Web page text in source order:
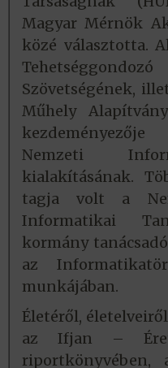
Magyar Mérnök
közé választotta.
Szövetségének,
Műhely
Nemzeti
kialakításának.
tagja volt a
Informatikai
kormány
az
munkájában.
Életéről,
az Ifjan –
riportkönyvében,